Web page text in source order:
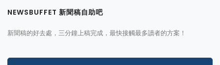
NEWSBUFFET 新聞稿自助吧
新聞稿的好去處，三分鐘上稿完成，最快接觸最多讀者的方案！